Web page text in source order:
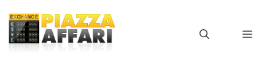
contenuto